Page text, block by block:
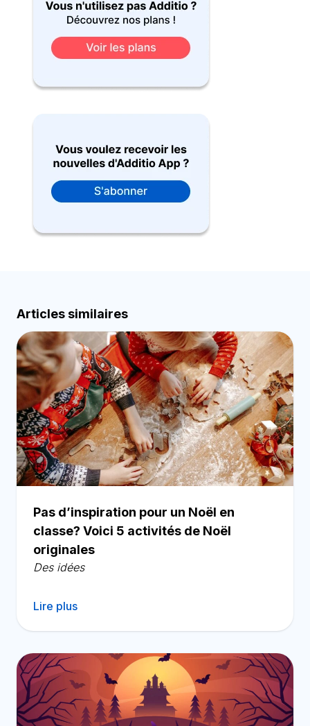
Articles similaires
Pas d’inspiration pour un Noël en
classe? Voici 5 activités de Noël
originales
Des idées
Lire plus